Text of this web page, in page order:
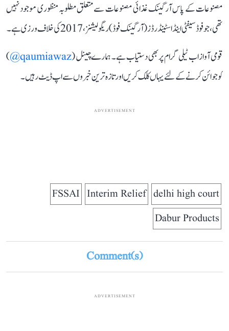
مصنوعات کے پاس آرگینک غذائی مصنوعات سے متعلق مطلوبہ منظوری موجود نہیں
تھی، جو فوڈ سیفٹی اینڈ اسٹینڈرڈز (آرگینک فوڈ) ریگولیشنز، 2017 کی خلاف ورزی ہے۔
قومی آواز اب ٹیلی گرام پر بھی دستیاب ہے۔ ہمارے چینل (qaumiawaz@
)
کو جوائن کرنے کے لئے یہاں کلک کریں اور تازہ ترین خبروں سے اپ ڈیٹ رہیں۔
ADVERTISEMENT
delhi high court
Interim Relief
FSSAI
Dabur Products
Comment(s)
ADVERTISEMENT